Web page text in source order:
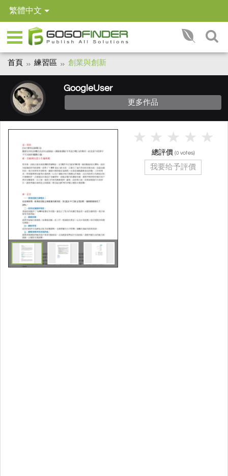
繁體中文
首頁 練習區 創業與創新
GoogleUser
更多作品
總評價 (0 votes)
我要给予評價